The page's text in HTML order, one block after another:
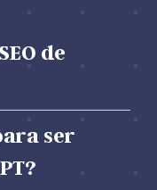
ser
citar